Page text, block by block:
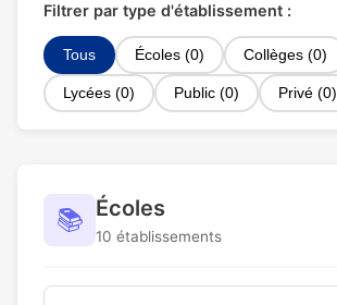
Filtrer par type d'établissement :
Tous Écoles (0) Collèges (0)
Lycées (0) Public (0) Privé (0)
📚 Écoles
10 établissements